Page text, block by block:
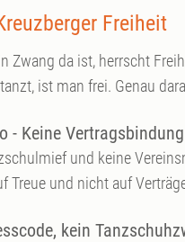
Freiheit
Zwang da ist, herrscht
ist man frei. Genau
- Keine Vertragsbindung
und keine
Treue und nicht auf
kein